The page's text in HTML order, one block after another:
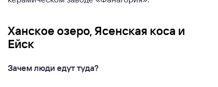
Ханское озеро, Ясенская коса и
Ейск
Зачем люди едут туда?